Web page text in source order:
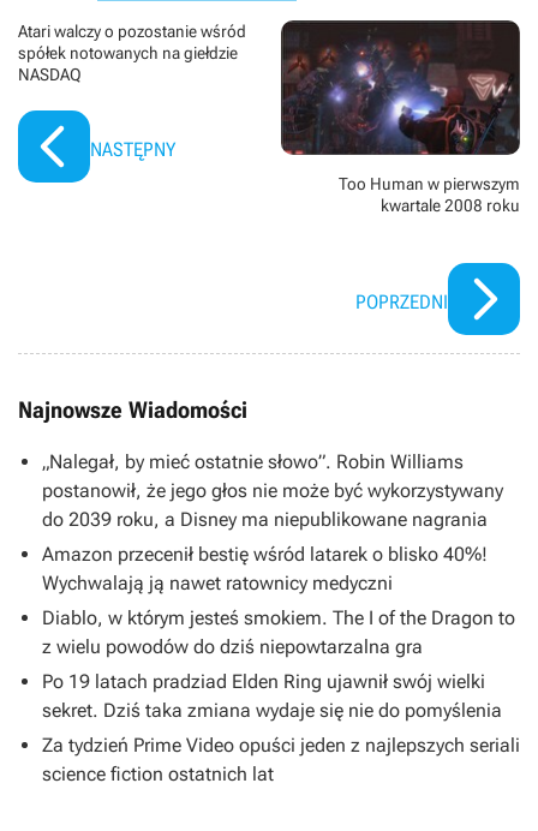
Atari walczy o pozostanie wśród
spółek notowanych na giełdzie
NASDAQ
NASTĘPNY
Too Human w pierwszym
kwartale 2008 roku
POPRZEDNI
Najnowsze Wiadomości
„Nalegał, by mieć ostatnie słowo”. Robin Williams
postanowił, że jego głos nie może być wykorzystywany
do 2039 roku, a Disney ma niepublikowane nagrania
Amazon przecenił bestię wśród latarek o blisko 40%!
Wychwalają ją nawet ratownicy medyczni
Diablo, w którym jesteś smokiem. The I of the Dragon to
z wielu powodów do dziś niepowtarzalna gra
Po 19 latach pradziad Elden Ring ujawnił swój wielki
sekret. Dziś taka zmiana wydaje się nie do pomyślenia
Za tydzień Prime Video opuści jeden z najlepszych seriali
science fiction ostatnich lat